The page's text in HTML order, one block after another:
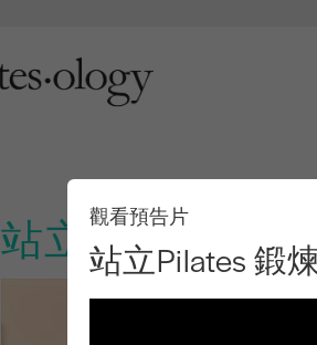
站立Pilates 鍛煉
觀看預告片
站立Pilates 鍛煉